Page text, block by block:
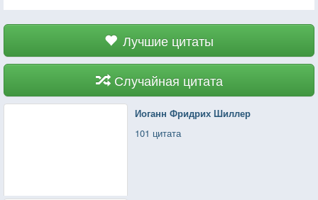
Лучшие цитаты
Случайная цитата
Иоганн Фридрих Шиллер
101 цитата